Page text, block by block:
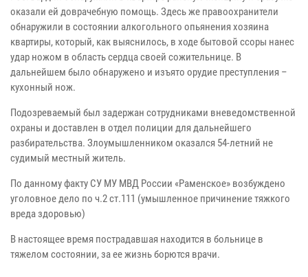
оказали ей доврачебную помощь. Здесь же правоохранители
обнаружили в состоянии алкогольного опьянения хозяина
квартиры, который, как выяснилось, в ходе бытовой ссоры нанес
удар ножом в область сердца своей сожительнице. В
дальнейшем было обнаружено и изъято орудие преступления –
кухонный нож.
Подозреваемый был задержан сотрудниками вневедомственной
охраны и доставлен в отдел полиции для дальнейшего
разбирательства. Злоумышленником оказался 54-летний не
судимый местный житель.
По данному факту СУ МУ МВД России «Раменское» возбуждено
уголовное дело по ч.2 ст.111 (умышленное причинение тяжкого
вреда здоровью)
В настоящее время пострадавшая находится в больнице в
тяжелом состоянии, за ее жизнь борются врачи.